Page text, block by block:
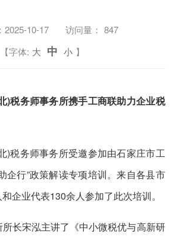
2025-10-17 访问量： 847
【字体: 大 中 小 】
)税务师事务所携手工商联助力企业税
务师事务所受邀参加由石家庄市工
企行”政策解读专项培训。来自各县市
企业代表130余人参加了此次培训。
宋泓主讲了《中小微税优与高新研